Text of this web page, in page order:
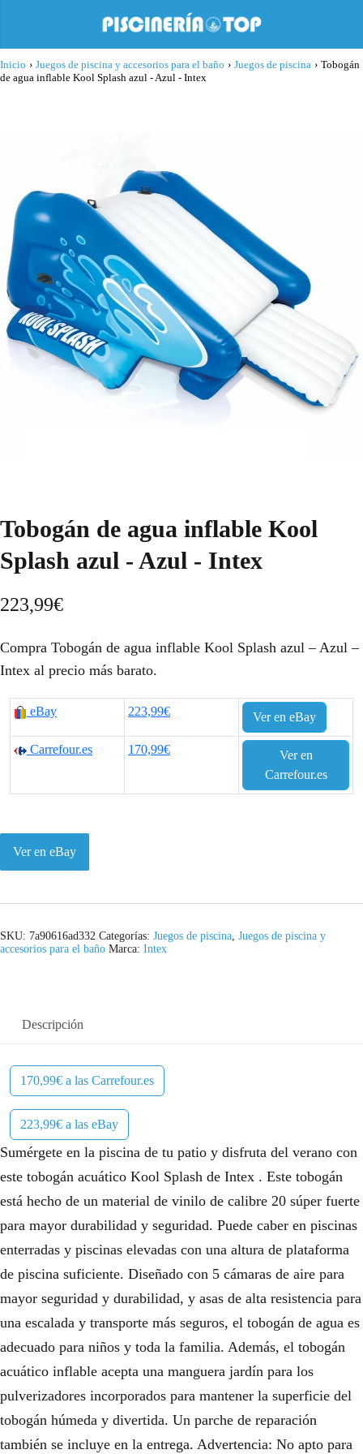
Inicio › Juegos de piscina y accesorios para el baño › Juegos de piscina › Tobogán
de agua inflable Kool Splash azul - Azul - Intex
Tobogán de agua inflable Kool
Splash azul - Azul - Intex
223,99€
Compra Tobogán de agua inflable Kool Splash azul – Azul –
Intex al precio más barato.
eBay 223,99€ Ver en eBay
Carrefour.es 170,99€
Ver en
Carrefour.es
Ver en eBay
SKU: 7a90616ad332 Categorías: Juegos de piscina, Juegos de piscina y
accesorios para el baño Marca: Intex
Descripción
170,99€ a las Carrefour.es
223,99€ a las eBay
Sumérgete en la piscina de tu patio y disfruta del verano con
este tobogán acuático Kool Splash de Intex . Este tobogán
está hecho de un material de vinilo de calibre 20 súper fuerte
para mayor durabilidad y seguridad. Puede caber en piscinas
enterradas y piscinas elevadas con una altura de plataforma
de piscina suficiente. Diseñado con 5 cámaras de aire para
mayor seguridad y durabilidad, y asas de alta resistencia para
una escalada y transporte más seguros, el tobogán de agua es
adecuado para niños y toda la familia. Además, el tobogán
acuático inflable acepta una manguera jardín para los
pulverizadores incorporados para mantener la superficie del
tobogán húmeda y divertida. Un parche de reparación
también se incluye en la entrega. Advertencia: No apto para